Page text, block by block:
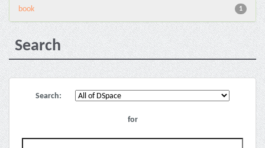
1
book
Search
Search:
for